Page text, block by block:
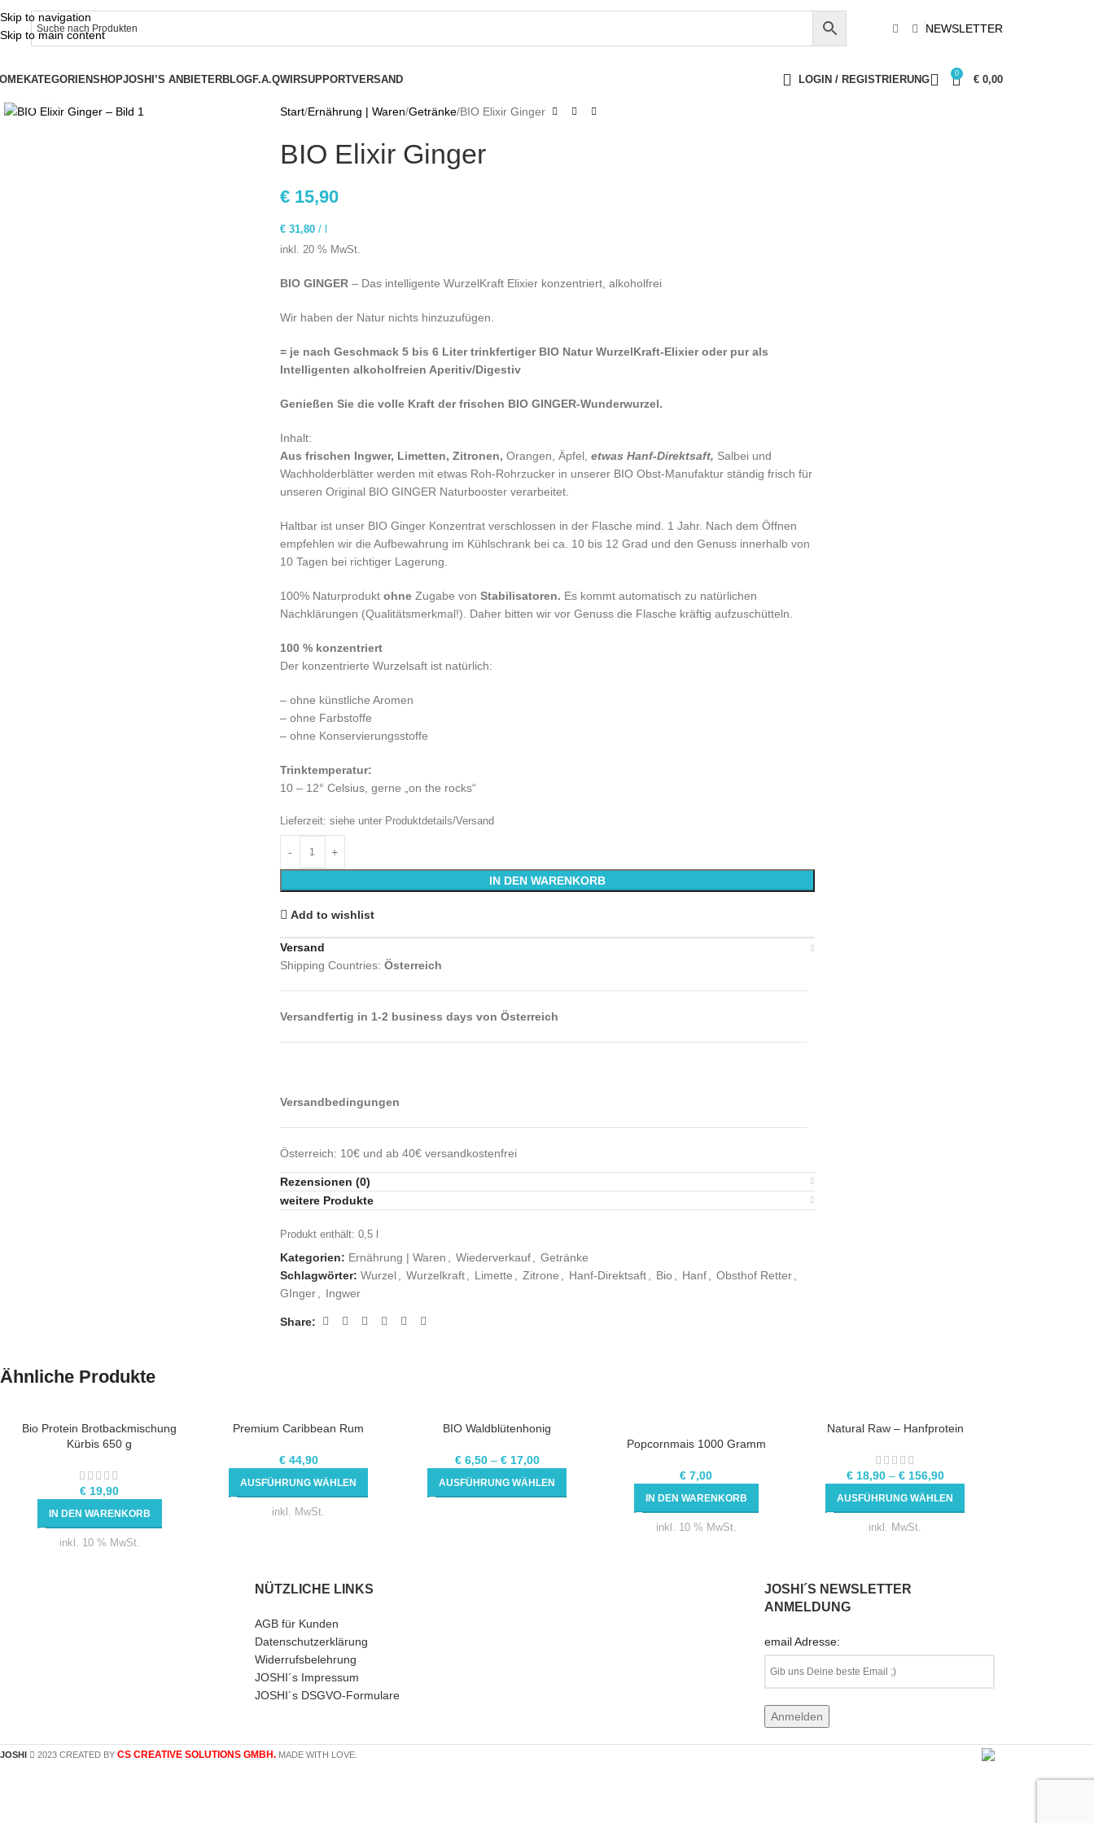
Skip to navigation
Skip to main content
NEWSLETTER
KATEGORIENSHOPJOSHI’S ANBIETERBLOGF.A.QWIRSUPPORTVERSAND LOGIN / REGISTRIERUNG
0
€ 0,00
Start Ernährung | Waren Getränke BIO Elixir Ginger
BIO Elixir Ginger
€15,90
€31,80/
inkl. 20 % MwSt.
BIO GINGER– Das intelligente WurzelKraft Elixier konzentriert, alkoholfrei
Wir haben der Natur nichts hinzuzufügen.
= je nach Geschmack 5 bis 6 Liter trinkfertiger BIO Natur WurzelKraft-Elixier oder pur als
Intelligenten alkoholfreien Aperitiv/Digestiv
Genießen Sie die volle Kraft der frischen BIO GINGER-Wunderwurzel.
Inhalt:
Aus frischen Ingwer, Limetten, Zitronen, Orangen, Äpfel, etwas Hanf-Direktsaft, Salbei und
Wachholderblätter werden mit etwas Roh-Rohrzucker in unserer BIO Obst-Manufaktur ständig frisch für
unseren Original BIO GINGER Naturbooster verarbeitet.
Haltbar ist unser BIO Ginger Konzentrat verschlossen in der Flasche mind. 1 Jahr. Nach dem Öffnen
empfehlen wir die Aufbewahrung im Kühlschrank bei ca. 10 bis 12 Grad und den Genuss innerhalb von
10 Tagen bei richtiger Lagerung.
100% Naturprodukt ohneZugabe von Stabilisatoren. Es kommt automatisch zu natürlichen
Nachklärungen (Qualitätsmerkmal!). Daher bitten wir vor Genuss die Flasche kräftig aufzuschütteln.
100 % konzentriert
Der konzentrierte Wurzelsaft ist natürlich:
– ohne künstliche Aromen
– ohne Farbstoffe
– ohne Konservierungsstoffe
Trinktemperatur:
10 – 12° Celsius, gerne „on the rocks“
Lieferzeit: siehe unter Produktdetails/Versand
IN DEN WARENKORB
Add to wishlist
Versand
Shipping Countries: Österreich
Versandfertig in 1-2 business days von Österreich
Versandbedingungen
Österreich: 10€ und ab 40€ versandkostenfrei
Rezensionen (0)
weitere Produkte
Produkt enthält: 0,5
Kategorien: Ernährung | Waren Wiederverkauf
Getränke
Schlagwörter: Wurzel Wurzelkraft Limette Zitrone Hanf-Direktsaft Bio Hanf Obsthof Retter
GInger
Ingwer
Share:
Ähnliche Produkte
Bio Protein Brotbackmischung
Kürbis 650 g
€ 19,90
IN DEN WARENKORB
inkl. 10 % MwSt.
Premium Caribbean Rum
€44,90
AUSFÜHRUNG WÄHLEN
inkl. MwSt.
BIO Waldblütenhonig
€6,50– €17,00
AUSFÜHRUNG WÄHLEN
Popcornmais 1000 Gramm
€ 7,00
IN DEN WARENKORB
inkl. 10 % MwSt.
Natural Raw – Hanfprotein
€18,90– €156,90
AUSFÜHRUNG WÄHLEN
inkl. MwSt.
NÜTZLICHE LINKS
AGB für Kunden
Datenschutzerklärung
Widerrufsbelehrung
JOSHI´s Impressum
JOSHI´s DSGVO-Formulare
JOSHI´S NEWSLETTER
ANMELDUNG
email Adresse:
JOSHI 2023 CREATED BY CS CREATIVE SOLUTIONS GMBH. MADE WITH LOVE.